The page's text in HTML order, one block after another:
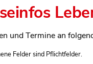
und Termine an
Felder sind Pflichtfelder.